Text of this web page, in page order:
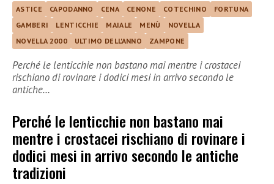
ASTICE CAPODANNO CENA CENONE COTECHINO
FORTUNA
GAMBERI
LENTICCHIE MAIALE MENÙ
NOVELLA
NOVELLA 2000
ULTIMO DELL'ANNO ZAMPONE
Perché le lenticchie non bastano mai mentre i crostacei
rischiano di rovinare i dodici mesi in arrivo secondo le
antiche…
Perché le lenticchie non bastano mai
mentre i crostacei rischiano di rovinare i
dodici mesi in arrivo secondo le antiche
tradizioni